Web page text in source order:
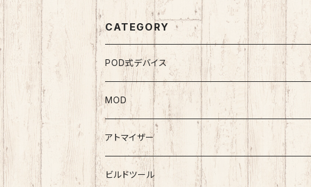
CATEGORY
POD式デバイス
MOD
テクニカルMOD
メカニカルMOD
アトマイザー
RDA
ビルドツール